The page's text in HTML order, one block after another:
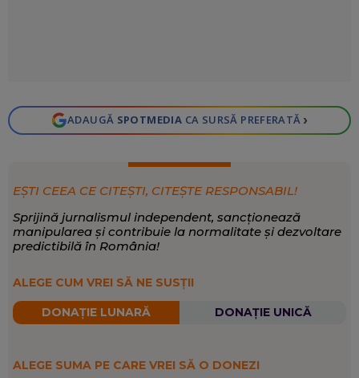
ADAUGĂ SPOTMEDIA CA SURSĂ PREFERATĂ ›
EȘTI CEEA CE CITEȘTI, CITEȘTE RESPONSABIL!
Sprijină jurnalismul independent, sancționează
manipularea și contribuie la normalitate și dezvoltare
predictibilă în România!
ALEGE CUM VREI SĂ NE SUSȚII
DONAȚIE LUNARĂ DONAȚIE UNICĂ
ALEGE SUMA PE CARE VREI SĂ O DONEZI